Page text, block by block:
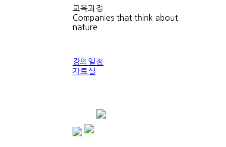
교육과정
Companies that think about
nature
강의일정
자료실